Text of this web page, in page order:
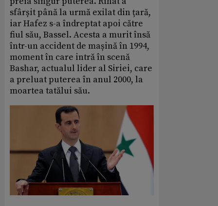
sfârșit până la urmă exilat din țară,
iar Hafez s-a îndreptat apoi către
fiul său, Bassel. Acesta a murit însă
într-un accident de mașină în 1994,
moment în care intră în scenă
Bashar, actualul lider al Siriei, care
a preluat puterea în anul 2000, la
moartea tatălui său.